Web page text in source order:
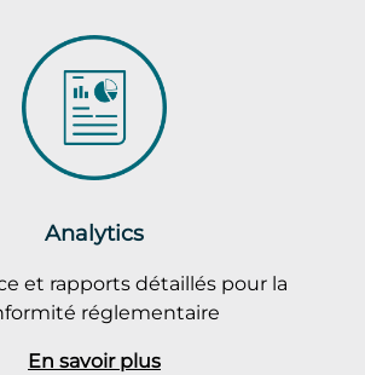
Analytics
et rapports détaillés pour la
réglementaire
En savoir plus